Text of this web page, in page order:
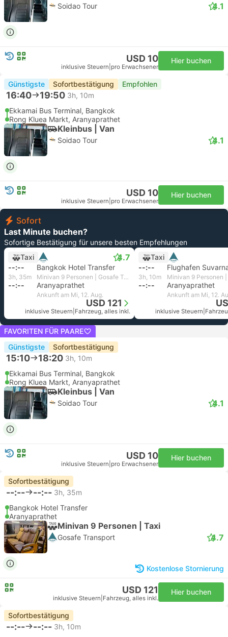
Soidao Tour 4.1
USD 10
inklusive Steuern pro Erwachsener
Hier buchen
Günstigste Sofortbestätigung Empfohlen
16:40 19:50 3h, 10m
Ekkamai Bus Terminal, Bangkok
Rong Kluea Markt, Aranyaprathet
Kleinbus | Van
Soidao Tour 4.1
USD 10
inklusive Steuern pro Erwachsener
Hier buchen
Sofort
Last Minute buchen?
Sofortige Bestätigung für unsere besten Empfehlungen
Taxi
4.7
--:-- Bangkok Hotel Transfer
3h, 35m Minivan 9 Personen | Gosafe Transport
--:-- Aranyaprathet
Ankunft am Mi, 12. Aug.
USD 121
inklusive Steuern Fahrzeug, alles inkl.
Taxi
--:--
3h, 10m
--:-- Aranyaprathet
Ankunft am Mi, 12.
inklusive Steuern
FAVORITEN FÜR PAARE
Günstigste
Sofortbestätigung
15:10 18:20 3h, 10m
Ekkamai Bus Terminal, Bangkok
Rong Kluea Markt, Aranyaprathet
Kleinbus | Van
Soidao Tour 4.1
USD 10
inklusive Steuern pro Erwachsener
Hier buchen
Sofortbestätigung
--:-- --:-- 3h, 35m
Bangkok Hotel Transfer
Aranyaprathet
Minivan 9 Personen | Taxi
Gosafe Transport 4.7
Kostenlose Stornierung
USD 121
inklusive Steuern Fahrzeug, alles inkl.
Hier buchen
Sofortbestätigung
--:-- --:-- 3h, 10m